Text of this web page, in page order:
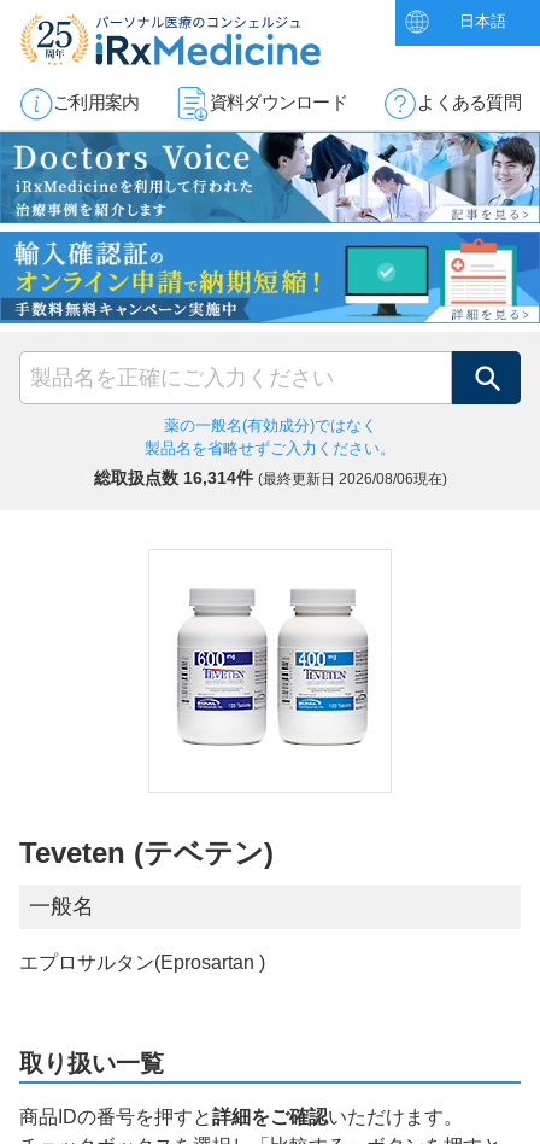
日本語
ご利用案内 資料ダウンロード よくある質問
検索
薬の一般名(有効成分)ではなく
製品名を省略せずご入力ください。
総取扱点数 16,314件 (最終更新日 2026/08/06現在)
Teveten (テベテン)
一般名
エプロサルタン(Eprosartan )
取り扱い一覧
商品IDの番号を押すと詳細をご確認いただけます。